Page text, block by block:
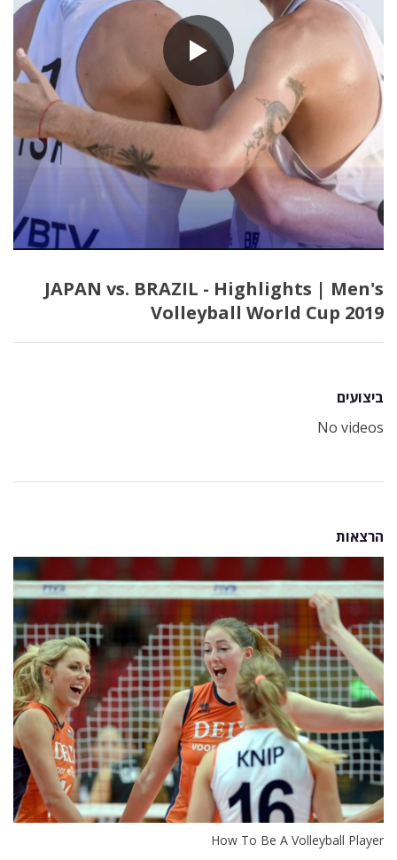
JAPAN vs. BRAZIL - Highlights | Men's
Volleyball World Cup 2019
ביצועים
No videos
הרצאות
How To Be A Volleyball Player